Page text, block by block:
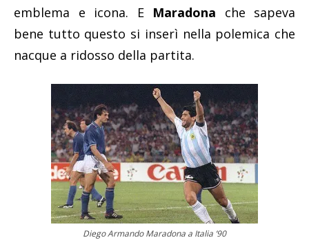
emblema e icona. E Maradona che sapeva
bene tutto questo si inserì nella polemica che
nacque a ridosso della partita.
Diego Armando Maradona a Italia ’90